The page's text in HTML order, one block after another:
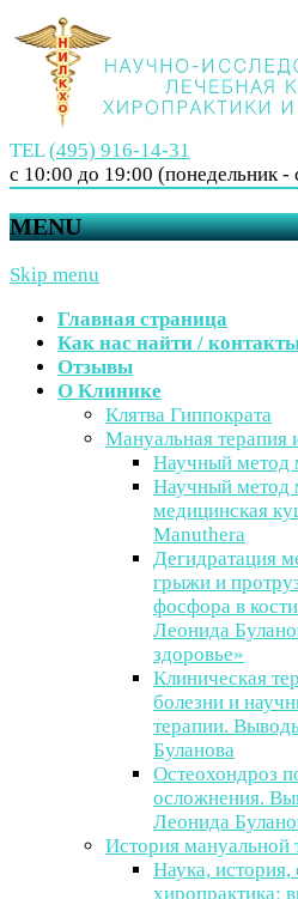
TEL(495) 916-14-31
с 10:00 до 19:00 (понедельник -
MENU
Skip menu
Главная страница
Как нас найти /
Отзывы
О Клинике
Клятва Гиппократа
Мануальная терапия
Научный метод
Научный метод
медицинская
Manuthera
Дегидратация
грыжи и
фосфора в
Леонида
здоровье»
Клиническая
болезни и
терапии.
Буланова
Остеохондроз
осложнения.
Леонида
История мануальной
Наука, история,
хиропрактика: